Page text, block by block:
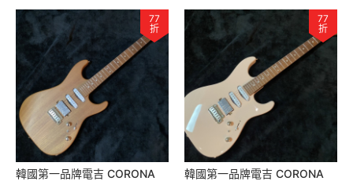
77
折
韓國第一品牌電吉 CORONA
77
折
韓國第一品牌電吉 CORONA